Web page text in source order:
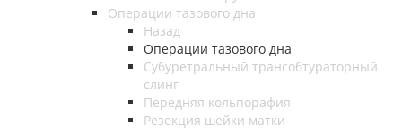
Операции тазового дна
Назад
Операции тазового дна
Субуретральный трансобтураторный
слинг
Передняя кольпорафия
Резекция шейки матки